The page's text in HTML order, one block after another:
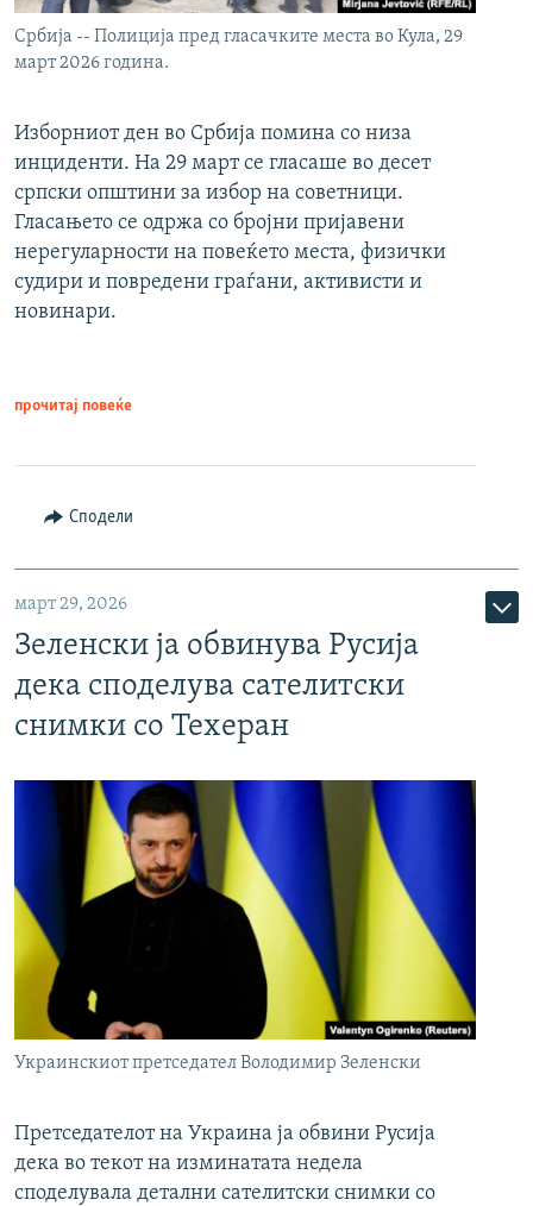
Србија -- Полиција пред гласачките места во Кула, 29
март 2026 година.
Изборниот ден во Србија помина со низа
инциденти. На 29 март се гласаше во десет
српски општини за избор на советници.
Гласањето се одржа со бројни пријавени
нерегуларности на повеќето места, физички
судири и повредени граѓани, активисти и
новинари.
прочитај повеќе
Сподели
март 29, 2026
Зеленски ја обвинува Русија
дека споделува сателитски
снимки со Техеран
Украинскиот претседател Володимир Зеленски
Претседателот на Украина ја обвини Русија
дека во текот на изминатата недела
споделувала детални сателитски снимки со